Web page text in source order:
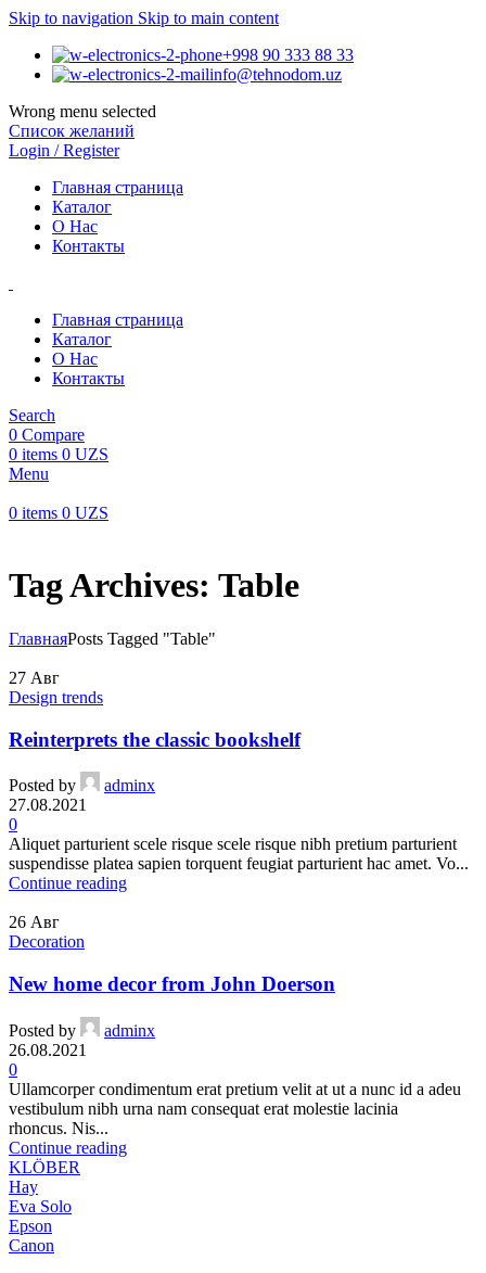
Skip to navigation Skip to main content
+998 90 333 88 33
info@tehnodom.uz
Wrong menu selected
Список желаний
Login / Register
Главная страница
Каталог
О Нас
Контакты
Главная страница
Каталог
О Нас
Контакты
Search
0 Compare
0 items 0 UZS
Menu
0 items 0 UZS
Tag Archives: Table
ГлавнаяPosts Tagged "Table"
27 Авг
Design trends
Reinterprets the classic bookshelf
Posted by
adminx
27.08.2021
0
Aliquet parturient scele risque scele risque nibh pretium parturient
suspendisse platea sapien torquent feugiat parturient hac amet. Vo...
Continue reading
26 Авг
Decoration
New home decor from John Doerson
Posted by
adminx
26.08.2021
0
Ullamcorper condimentum erat pretium velit at ut a nunc id a adeu
vestibulum nibh urna nam consequat erat molestie lacinia
rhoncus. Nis...
Continue reading
KLÖBER
Hay
Eva Solo
Epson
Canon